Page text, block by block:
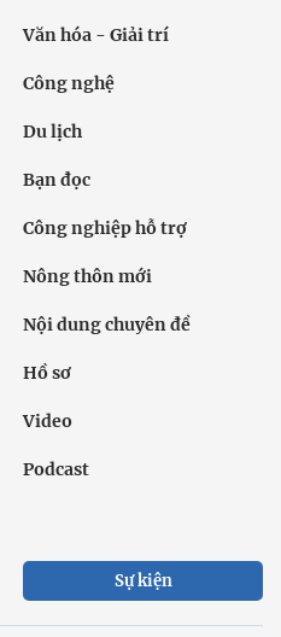
Văn hóa - Giải trí
Công nghệ
Du lịch
Bạn đọc
Công nghiệp hỗ trợ
Nông thôn mới
Nội dung chuyên đề
Hồ sơ
Video
Podcast
Sự kiện